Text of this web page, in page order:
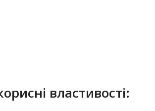
властивості: